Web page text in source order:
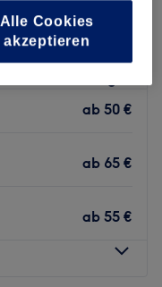
ab 50 €
ab 65 €
ab 55 €
Alle Cookies
akzeptieren